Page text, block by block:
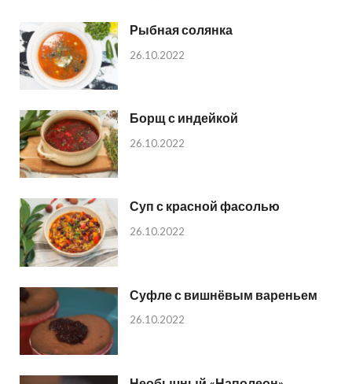
Рыбная солянка
26.10.2022
Борщ с индейкой
26.10.2022
Суп с красной фасолью
26.10.2022
Суфле с вишнёвым вареньем
26.10.2022